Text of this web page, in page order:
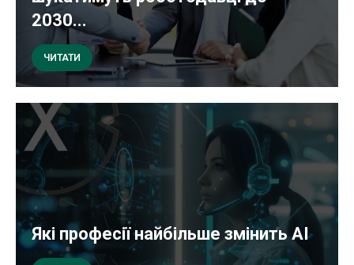
2030...
ЧИТАТИ
Які професії найбільше змінить AI